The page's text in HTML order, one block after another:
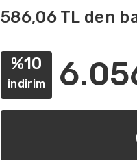
586,06 TL den
%10
indirim